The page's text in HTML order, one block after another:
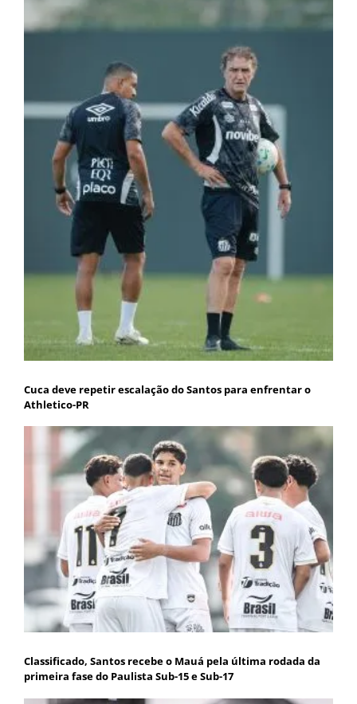
Cuca deve repetir escalação do Santos para enfrentar o
Athletico-PR
Classificado, Santos recebe o Mauá pela última rodada da
primeira fase do Paulista Sub-15 e Sub-17